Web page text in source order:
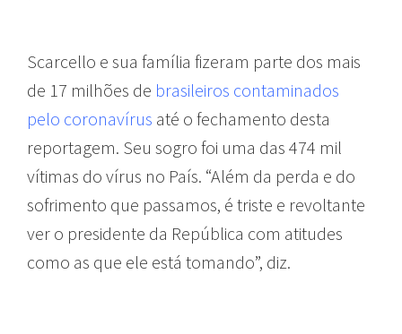
Scarcello e sua família fizeram parte dos mais
de 17 milhões de brasileiros contaminados
pelo coronavírus até o fechamento desta
reportagem. Seu sogro foi uma das 474 mil
vítimas do vírus no País. “Além da perda e do
sofrimento que passamos, é triste e revoltante
ver o presidente da República com atitudes
como as que ele está tomando”, diz.